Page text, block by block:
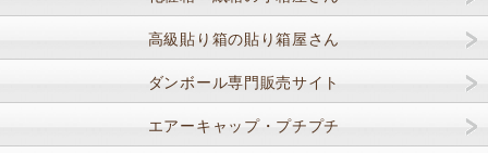
高級貼り箱の貼り箱屋さん
ダンボール専門販売サイト
エアーキャップ・プチプチ